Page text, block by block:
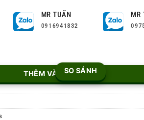
MR TUẤN
0916941832
MR
cấp Kaadas M7-W số lượng
THÊM VÀO GIỎSO SÁNH